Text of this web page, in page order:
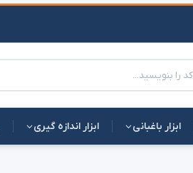
ابزار باغبانی ابزار اندازه گیری